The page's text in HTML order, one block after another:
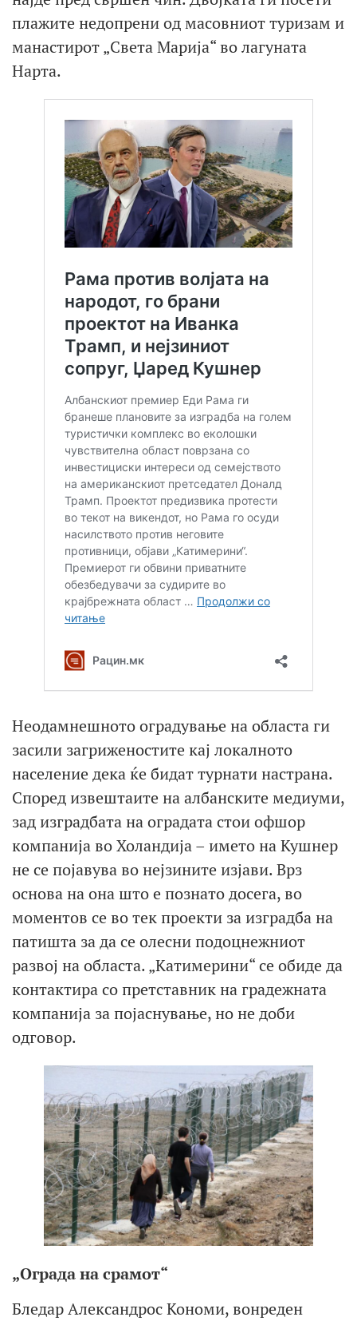
плажите недопрени од масовниот туризам и
манастирот „Света Марија“ во лагуната
Нарта.
Неодамнешното оградување на областа ги
засили загриженостите кај локалното
население дека ќе бидат турнати настрана.
Според извештаите на албанските медиуми,
зад изградбата на оградата стои офшор
компанија во Холандија – името на Кушнер
не се појавува во нејзините изјави. Врз
основа на она што е познато досега, во
моментов се во тек проекти за изградба на
патишта за да се олесни подоцнежниот
развој на областа. „Катимерини“ се обиде да
контактира со претставник на градежната
компанија за појаснување, но не доби
одговор.
„Ограда на срамот“
Бледар Александрос Кономи, вонреден